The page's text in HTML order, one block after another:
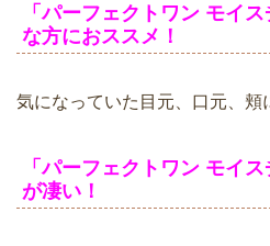
「パーフェクトワン モイ
な方におススメ！
気になっていた目元、口元、頬
「パーフェクトワン モイ
が凄い！